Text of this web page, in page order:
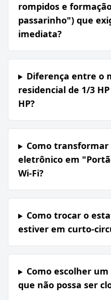
rompidos e
passarinho") que
imediata?
Diferença entre o
residencial de 1/3
HP?
Como
eletrônico em
Wi-Fi?
Como trocar o
estiver em curto-
Como escolher
que não possa ser